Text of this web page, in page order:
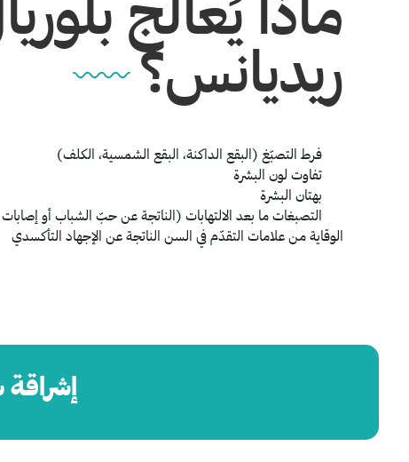
ريديانس؟
فرط التصبّغ (البقع الداكنة، البقع الشمسية، الكلف)
تفاوت لون البشرة
بهتان البشرة
التصبغات ما بعد الالتهابات (الناتجة عن حبّ الشباب أو
الوقاية من علامات التقدّم في السن الناتجة عن الإجهاد التأكسدي